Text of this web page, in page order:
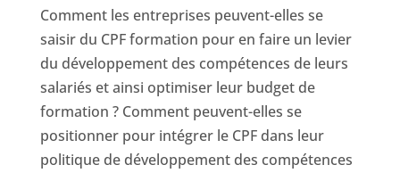
Comment les entreprises peuvent-elles se
saisir du CPF formation pour en faire un levier
du développement des compétences de leurs
salariés et ainsi optimiser leur budget de
formation ? Comment peuvent-elles se
positionner pour intégrer le CPF dans leur
politique de développement des compétences